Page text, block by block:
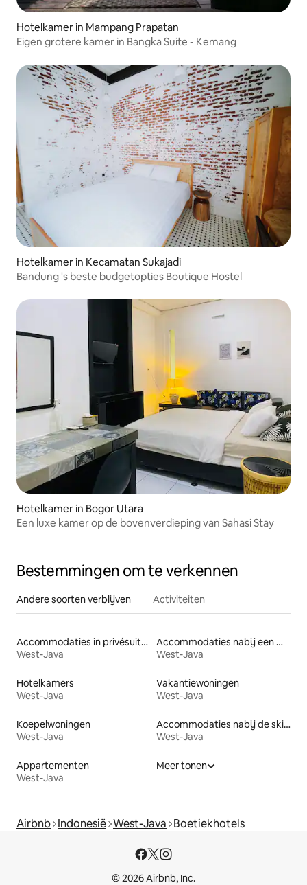
Hotelkamer in Mampang Prapatan
Eigen grotere kamer in Bangka Suite - Kemang
Hotelkamer in Kecamatan Sukajadi
Bandung 's beste budgetopties Boutique Hostel
Hotelkamer in Bogor Utara
Een luxe kamer op de bovenverdieping van Sahasi Stay
Bestemmingen om te verkennen
Andere soorten verblijven Activiteiten
Accommodaties in privésuites
West-Java
Accommodaties nabij een meer
West-Java
Hotelkamers
West-Java
Vakantiewoningen
West-Java
Koepelwoningen
West-Java
Accommodaties nabij de skipiste
West-Java
Appartementen
West-Java
Meer tonen
Airbnb Indonesië West-Java Boetiekhotels
© 2026 Airbnb, Inc.